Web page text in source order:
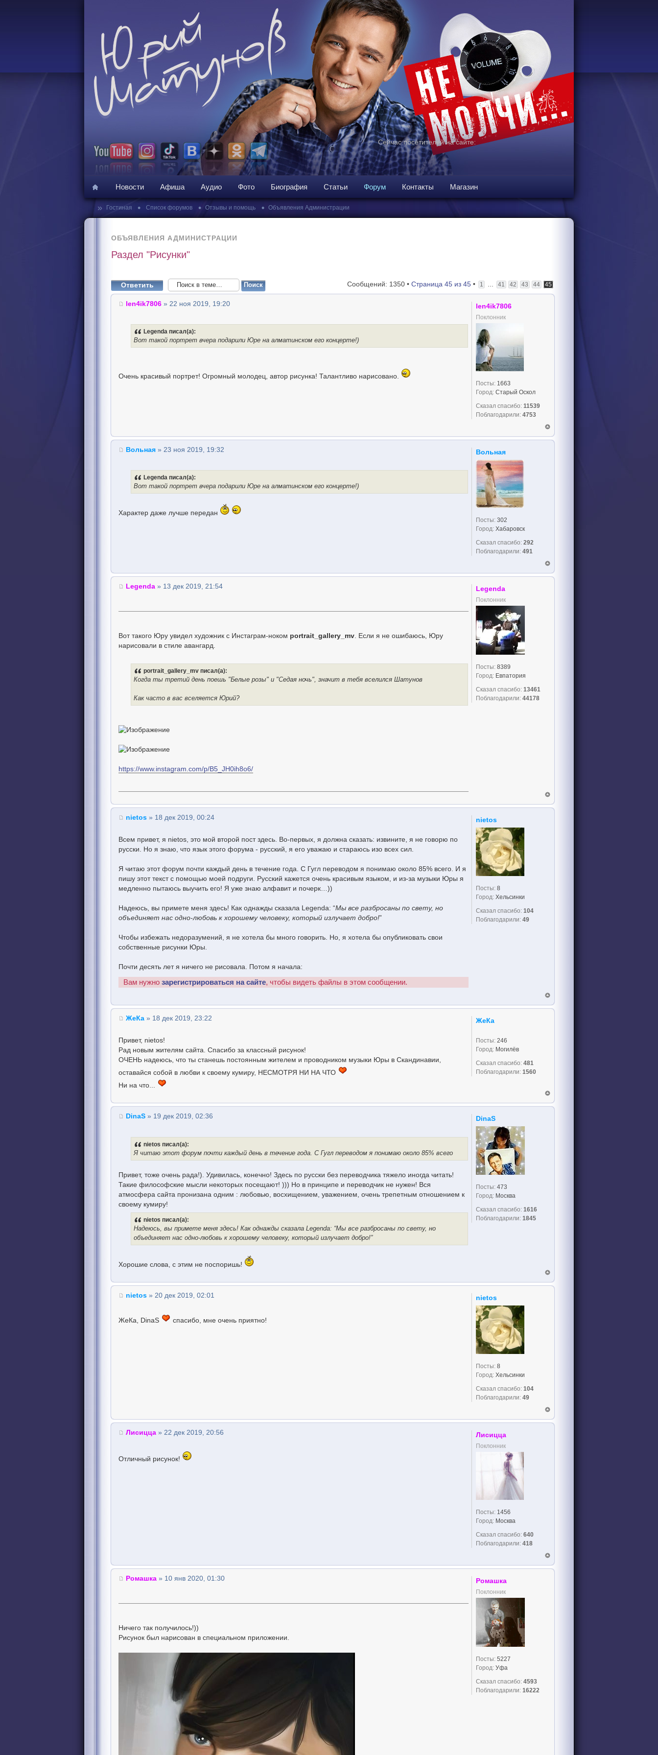
Сейчас посетителей на сайте:
Новости Афиша Аудио Фото Биография Статьи Форум Контакты Магазин
» Гостиная • Список форумов • Отзывы и помощь • Объявления Администрации
ОБЪЯВЛЕНИЯ АДМИНИСТРАЦИИ
Раздел "Рисунки"
Ответить Сообщений: 1350 • Страница 45 из 45 • 1 ... 41 42 43 44 45
len4ik7806 » 22 ноя 2019, 19:20
Legenda писал(а):
Вот такой портрет вчера подарили Юре на алматинском его концерте!)
Очень красивый портрет! Огромный молодец, автор рисунка! Талантливо нарисовано.
len4ik7806
Поклонник
Посты: 1663
Город: Старый Оскол
Сказал спасибо: 11539
Поблагодарили: 4753
Вольная » 23 ноя 2019, 19:32
Legenda писал(а):
Вот такой портрет вчера подарили Юре на алматинском его концерте!)
Характер даже лучше передан
Вольная
Посты: 302
Город: Хабаровск
Сказал спасибо: 292
Поблагодарили: 491
Legenda » 13 дек 2019, 21:54
Вот такого Юру увидел художник с Инстаграм-ноком portrait_gallery_mv. Если я не ошибаюсь, Юру
нарисовали в стиле авангард.
portrait_gallery_mv писал(а):
Когда ты третий день поешь "Белые розы" и "Седая ночь", значит в тебя вселился Шатунов
Как часто в вас вселяется Юрий?
https://www.instagram.com/p/B5_JH0ih8o6/
Legenda
Поклонник
Посты: 8389
Город: Евпатория
Сказал спасибо: 13461
Поблагодарили: 44178
nietos » 18 дек 2019, 00:24
Всем привет, я nietos, это мой второй пост здесь. Во-первых, я должна сказать: извините, я не говорю по
русски. Но я знаю, что язык этого форума - русский, я его уважаю и стараюсь изо всех сил.
Я читаю этот форум почти каждый день в течение года. С Гугл переводом я понимаю около 85% всего. И я
пишу этот текст с помощью моей подруги. Русский кажется очень красивым языком, и из-за музыки Юры я
медленно пытаюсь выучить его! Я уже знаю алфавит и почерк…))
Надеюсь, вы примете меня здесь! Как однажды сказала Legenda: “Мы все разбросаны по свету, но
объединяет нас одно-любовь к хорошему человеку, который излучает добро!”
Чтобы избежать недоразумений, я не хотела бы много говорить. Но, я хотела бы опубликовать свои
собственные рисунки Юры.
Почти десять лет я ничего не рисовала. Потом я начала:
Вам нужно зарегистрироваться на сайте, чтобы видеть файлы в этом сообщении.
nietos
Посты: 8
Город: Хельсинки
Сказал спасибо: 104
Поблагодарили: 49
ЖеКа » 18 дек 2019, 23:22
Привет, nietos!
Рад новым жителям сайта. Спасибо за классный рисунок!
ОЧЕНЬ надеюсь, что ты станешь постоянным жителем и проводником музыки Юры в Скандинавии,
оставайся собой в любви к своему кумиру, НЕСМОТРЯ НИ НА ЧТО
Ни на что...
ЖеКа
Посты: 246
Город: Могилёв
Сказал спасибо: 481
Поблагодарили: 1560
DinaS » 19 дек 2019, 02:36
nietos писал(а):
Я читаю этот форум почти каждый день в течение года. С Гугл переводом я понимаю около 85% всего
Привет, тоже очень рада!). Удивилась, конечно! Здесь по русски без переводчика тяжело иногда читать!
Такие философские мысли некоторых посещают! ))) Но в принципе и переводчик не нужен! Вся
атмосфера сайта пронизана одним : любовью, восхищением, уважением, очень трепетным отношением к
своему кумиру!
nietos писал(а):
Надеюсь, вы примете меня здесь! Как однажды сказала Legenda: “Мы все разбросаны по свету, но
объединяет нас одно-любовь к хорошему человеку, который излучает добро!”
Хорошие слова, с этим не поспоришь!
DinaS
Посты: 473
Город: Москва
Сказал спасибо: 1616
Поблагодарили: 1845
nietos » 20 дек 2019, 02:01
ЖеКа, DinaS cпасибо, мне очень приятно!
nietos
Посты: 8
Город: Хельсинки
Сказал спасибо: 104
Поблагодарили: 49
Лисицца » 22 дек 2019, 20:56
Отличный рисyнок!
Лисицца
Поклонник
Посты: 1456
Город: Москва
Сказал спасибо: 640
Поблагодарили: 418
Ромашка » 10 янв 2020, 01:30
Ничего так получилось!))
Рисунок был нарисован в специальном приложении.
Ромашка
Поклонник
Посты: 5227
Город: Уфа
Сказал спасибо: 4593
Поблагодарили: 16222